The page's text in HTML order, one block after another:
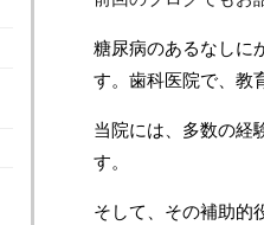
糖尿病のあるなしに
す。歯科医院で、教
当院には、多数の経
す。
そして、その補助的